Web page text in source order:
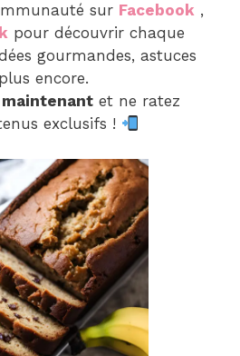
sur Facebook ,
pour découvrir chaque
gourmandes, astuces
encore.
et ne ratez
exclusifs !